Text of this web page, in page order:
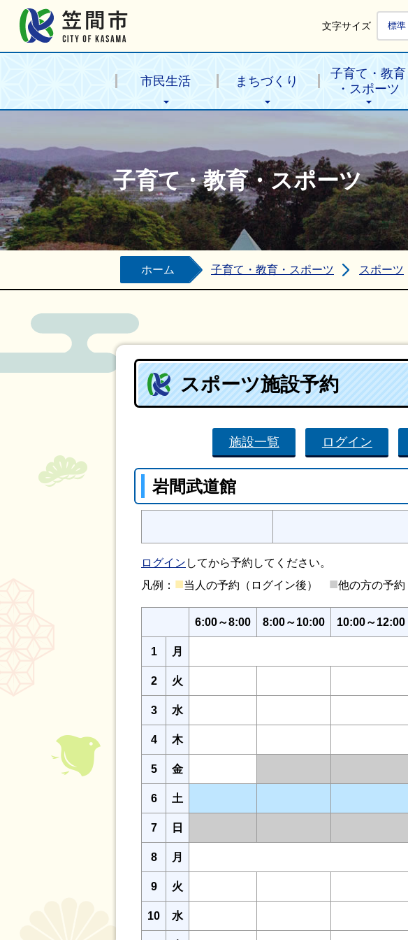
文字サイズ 標準
市民生活 まちづくり
子育て・教育
・スポーツ
子育て・教育・スポーツ
ホーム 子育て・教育・スポーツ スポーツ
スポーツ施設予約
施設一覧 ログイン
岩間武道館
ログイン してから予約してください。
凡例： ■当人の予約（ログイン後） ■他の方の予約
6:00～8:00 8:00～10:00 10:00～12:00
1 月
2 火
3 水
4 木
5 金
6 土
7 日
8 月
9 火
10 水